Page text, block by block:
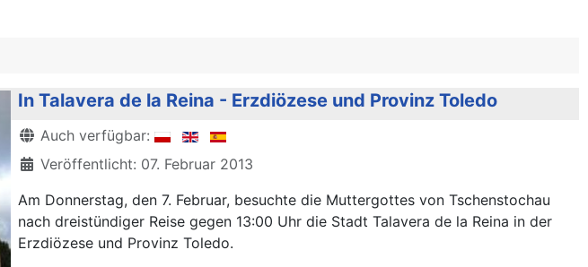
In Talavera de la Reina - Erzdiözese und Provinz Toledo
Details
Auch verfügbar:
Veröffentlicht: 07. Februar 2013
Am Donnerstag, den 7. Februar, besuchte die Muttergottes von Tschenstochau
nach dreistündiger Reise gegen 13:00 Uhr die Stadt Talavera de la Reina in der
Erzdiözese und Provinz Toledo.